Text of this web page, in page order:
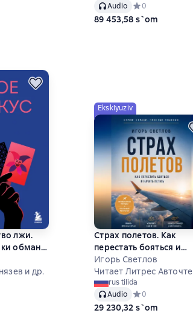
Audio
Средний
0
89 453,58 s`om
лжи.
обмана.
и
и др.
рейтинг 0 на основе 0 оценок
Eksklyuziv
Страх полетов. Как
перестать бояться и
начать летать
Игорь Светлов
Читает Литрес
rus tilida
Audio
Средний
0
29 230,32 s`om